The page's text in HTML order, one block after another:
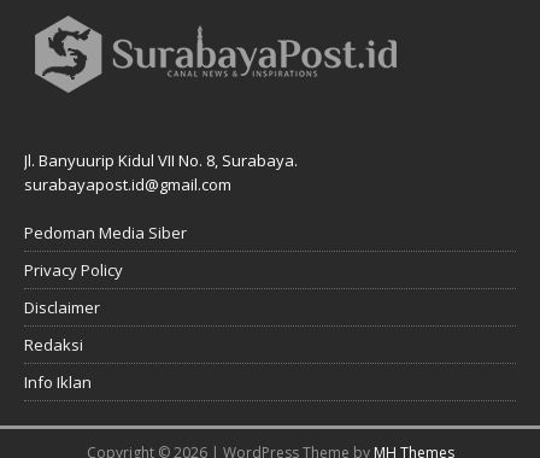
Jl. Banyuurip Kidul VII No. 8, Surabaya.
surabayapost.id@gmail.com
Pedoman Media Siber
Privacy Policy
Disclaimer
Redaksi
Info Iklan
Copyright © 2026 | WordPress Theme by MH Themes